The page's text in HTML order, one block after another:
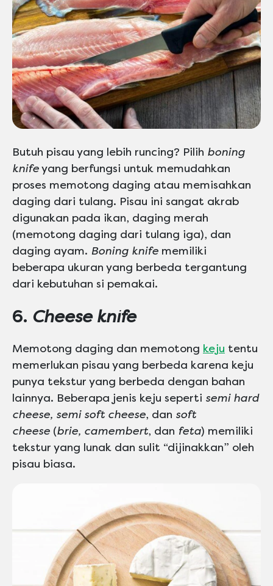
Butuh pisau yang lebih runcing? Pilih boning
knifeyang berfungsi untuk memudahkan
proses memotong daging atau memisahkan
daging dari tulang. Pisau ini sangat akrab
digunakan pada ikan, daging merah
(memotong daging dari tulang iga), dan
daging ayam. Boning knife memiliki
beberapa ukuran yang berbeda tergantung
dari kebutuhan si pemakai.
6. Cheese knife
Memotong daging dan memotong keju tentu
memerlukan pisau yang berbeda karena keju
punya tekstur yang berbeda dengan bahan
lainnya. Beberapa jenis keju seperti semi hard
cheese, semi soft cheese, dan soft
cheese (brie, camembert, dan feta) memiliki
tekstur yang lunak dan sulit “dijinakkan” oleh
pisau biasa.